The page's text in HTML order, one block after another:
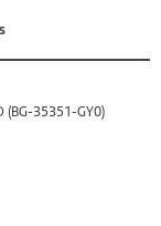
(BG-35351-GY0)